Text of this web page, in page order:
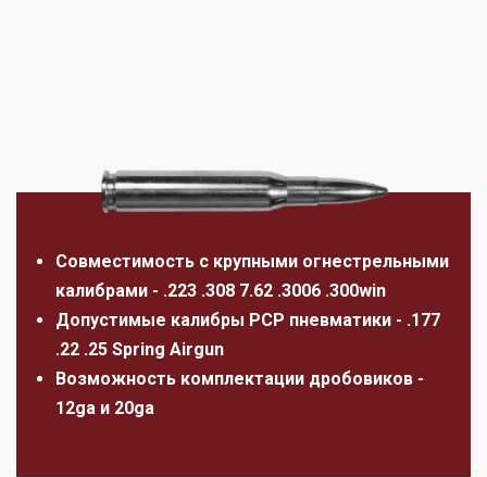
Совместимость с крупными огнестрельными
калибрами - .223 .308 7.62 .3006 .300win
Допустимые калибры PCP пневматики - .177
.22 .25 Spring Airgun
Возможность комплектации дробовиков -
12ga и 20ga